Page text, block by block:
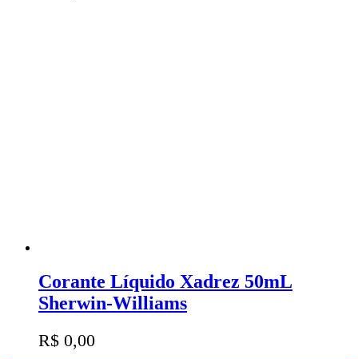
Corante Líquido Xadrez 50mL
Sherwin-Williams
R$ 0,00